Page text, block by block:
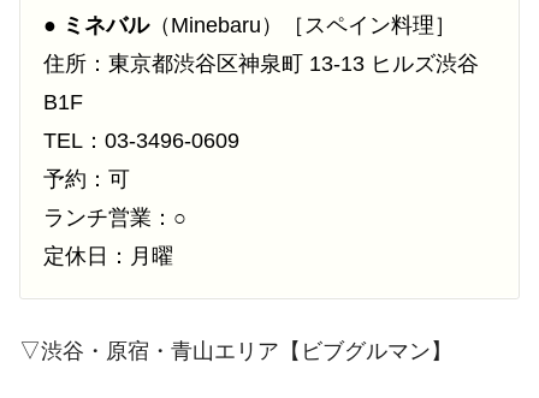
● ミネバル（Minebaru）［スペイン料理］
住所：東京都渋谷区神泉町 13-13 ヒルズ渋谷
B1F
TEL：03-3496-0609
予約：可
ランチ営業：○
定休日：月曜
▽渋谷・原宿・青山エリア【ビブグルマン】